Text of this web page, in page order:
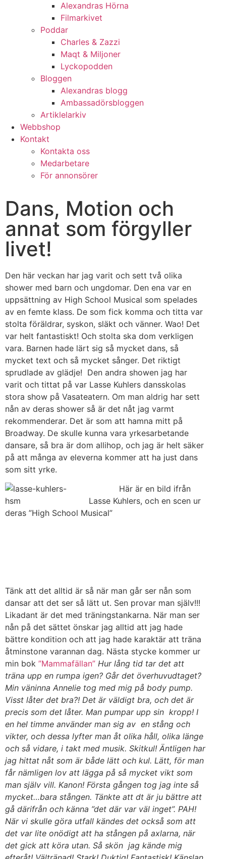
Alexandras Hörna
Filmarkivet
Poddar
Charles & Zazzi
Maqt & Miljoner
Lyckopodden
Bloggen
Alexandras blogg
Ambassadörsbloggen
Artiklelarkiv
Webbshop
Kontakt
Kontakta oss
Medarbetare
För annonsörer
Dans, Motion och
annat som förgyller
livet!
Den här veckan har jag varit och sett två olika
shower med barn och ungdomar. Den ena var en
uppsättning av High School Musical som spelades
av en femte klass. De som fick komma och titta var
stolta föräldrar, syskon, släkt och vänner. Wao! Det
var helt fantastiskt! Och stolta ska dom verkligen
vara. Barnen hade lärt sig så mycket dans, så
mycket text och så mycket sånger. Det riktigt
sprudlade av glädje! Den andra showen jag har
varit och tittat på var Lasse Kuhlers dansskolas
stora show på Vasateatern. Om man aldrig har sett
nån av deras shower så är det nåt jag varmt
rekommenderar. Det är som att hamna mitt på
Broadway. De skulle kunna vara yrkesarbetande
dansare, så bra är dom allihop, och jag är helt säker
på att många av eleverna kommer att ha just dans
som sitt yrke.
Här är en bild ifrån
Lasse Kuhlers, och en scen ur
deras ”High School Musical”
Tänk att det alltid är så när man går ser nån som
dansar att det ser så lätt ut. Sen provar man själv!!!
Likadant är det med träningstankarna. När man ser
nån på det sättet önskar jag alltid att jag hade
bättre kondition och att jag hade karaktär att träna
åtminstone varannan dag. Nästa stycke kommer ur
min bok ”Mammafällan” Hur lång tid tar det att
träna upp en rumpa igen? Går det överhuvudtaget?
Min väninna Annelie tog med mig på body pump.
Visst låter det bra?! Det är väldigt bra, och det är
precis som det låter. Man pumpar upp sin kropp! I
en hel timme använder man sig av en stång och
vikter, och dessa lyfter man åt olika håll, olika länge
och så vidare, i takt med musik. Skitkul! Äntligen har
jag hittat nåt som är både lätt och kul. Lätt, för man
får nämligen lov att lägga på så mycket vikt som
man själv vill. Kanon! Första gången tog jag inte så
mycket…bara stången. Tänkte att dt är ju bättre att
gå därifrån och känna ”det där var väl inget”. PAH!
När vi skulle göra utfall kändes det också som att
det var lite onödigt att ha stången på axlarna, när
det gick att köra utan. Så skön jag kände mig